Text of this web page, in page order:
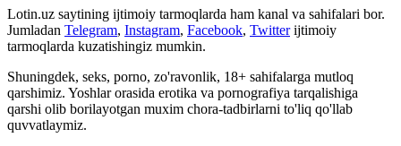
Lotin.uz saytining ijtimoiy tarmoqlarda ham kanal va sahifalari bor.
Jumladan Telegram, Instagram, Facebook, Twitter ijtimoiy
tarmoqlarda kuzatishingiz mumkin.
Shuningdek, seks, porno, zo'ravonlik, 18+ sahifalarga mutloq
qarshimiz. Yoshlar orasida erotika va pornografiya tarqalishiga
qarshi olib borilayotgan muxim chora-tadbirlarni to'liq qo'llab
quvvatlaymiz.